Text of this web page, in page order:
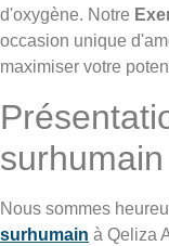
d'oxygène. Notre
occasion unique
maximiser votre
surhumain
Nous sommes
surhumain à Qeliza